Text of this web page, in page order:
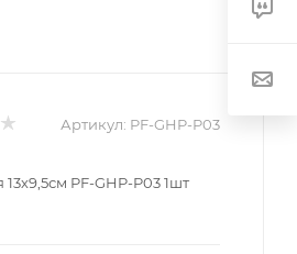
Артикул: PF-GHP-P03
PF-GHP-P03 1шт